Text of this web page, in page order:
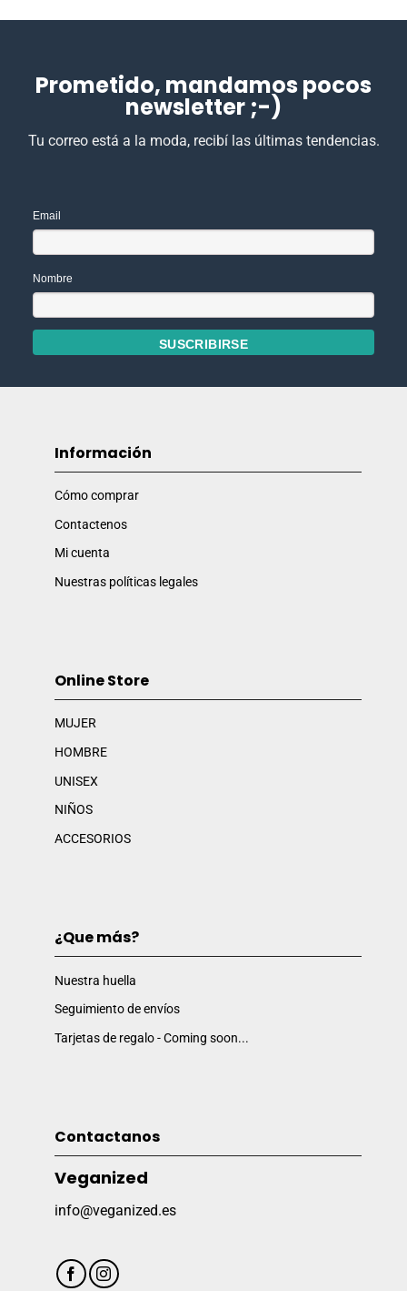
Prometido, mandamos pocos
newsletter ;-)
Tu correo está a la moda, recibí las últimas tendencias.
Email
Nombre
Información
Cómo comprar
Contactenos
Mi cuenta
Nuestras políticas legales
Online Store
MUJER
HOMBRE
UNISEX
NIÑOS
ACCESORIOS
¿Que más?
Nuestra huella
Seguimiento de envíos
Tarjetas de regalo - Coming soon...
Contactanos
Veganized
info@veganized.es